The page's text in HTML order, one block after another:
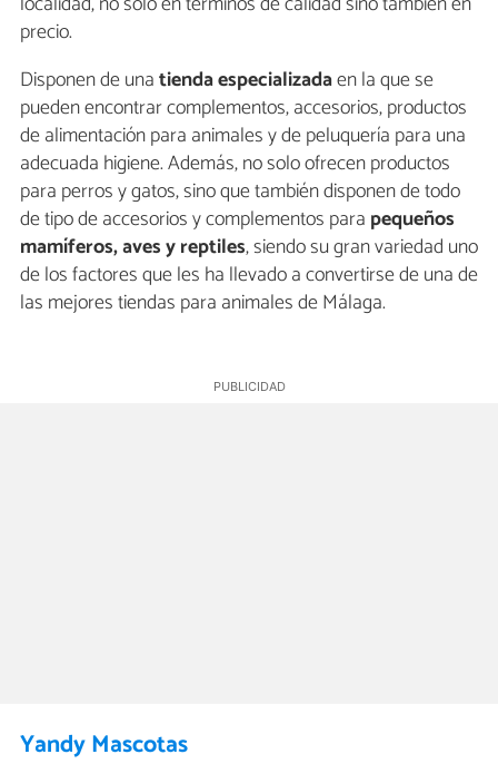
precio.
Disponen de unatienda especializadaen la que se
pueden encontrar complementos, accesorios, productos
de alimentación para animales y de peluquería para una
adecuada higiene. Además, no solo ofrecen productos
para perros y gatos, sino que también disponen de todo
de tipo de accesorios y complementos para pequeños
mamíferos, aves y reptiles, siendo su gran variedad uno
de los factores que les ha llevado a convertirse de una de
las mejores tiendas para animales de Málaga.
Yandy Mascotas